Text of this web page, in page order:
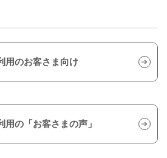
用のお客さま向け
の「お客さまの声」